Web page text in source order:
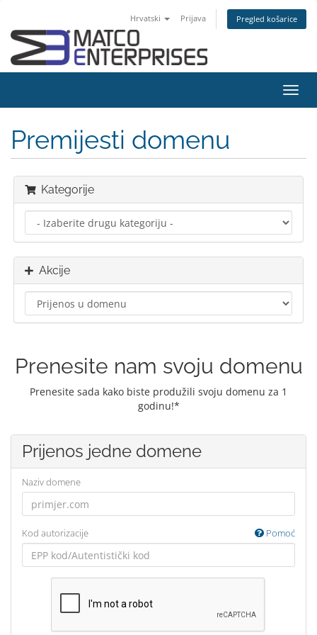
Hrvatski Prijava Pregled košarice
Premijesti domenu
Kategorije
Akcije
Prenesite nam svoju domenu
Prenesite sada kako biste produžili svoju domenu za 1
godinu!*
Prijenos jedne domene
Naziv domene
Kod autorizacije Pomoć